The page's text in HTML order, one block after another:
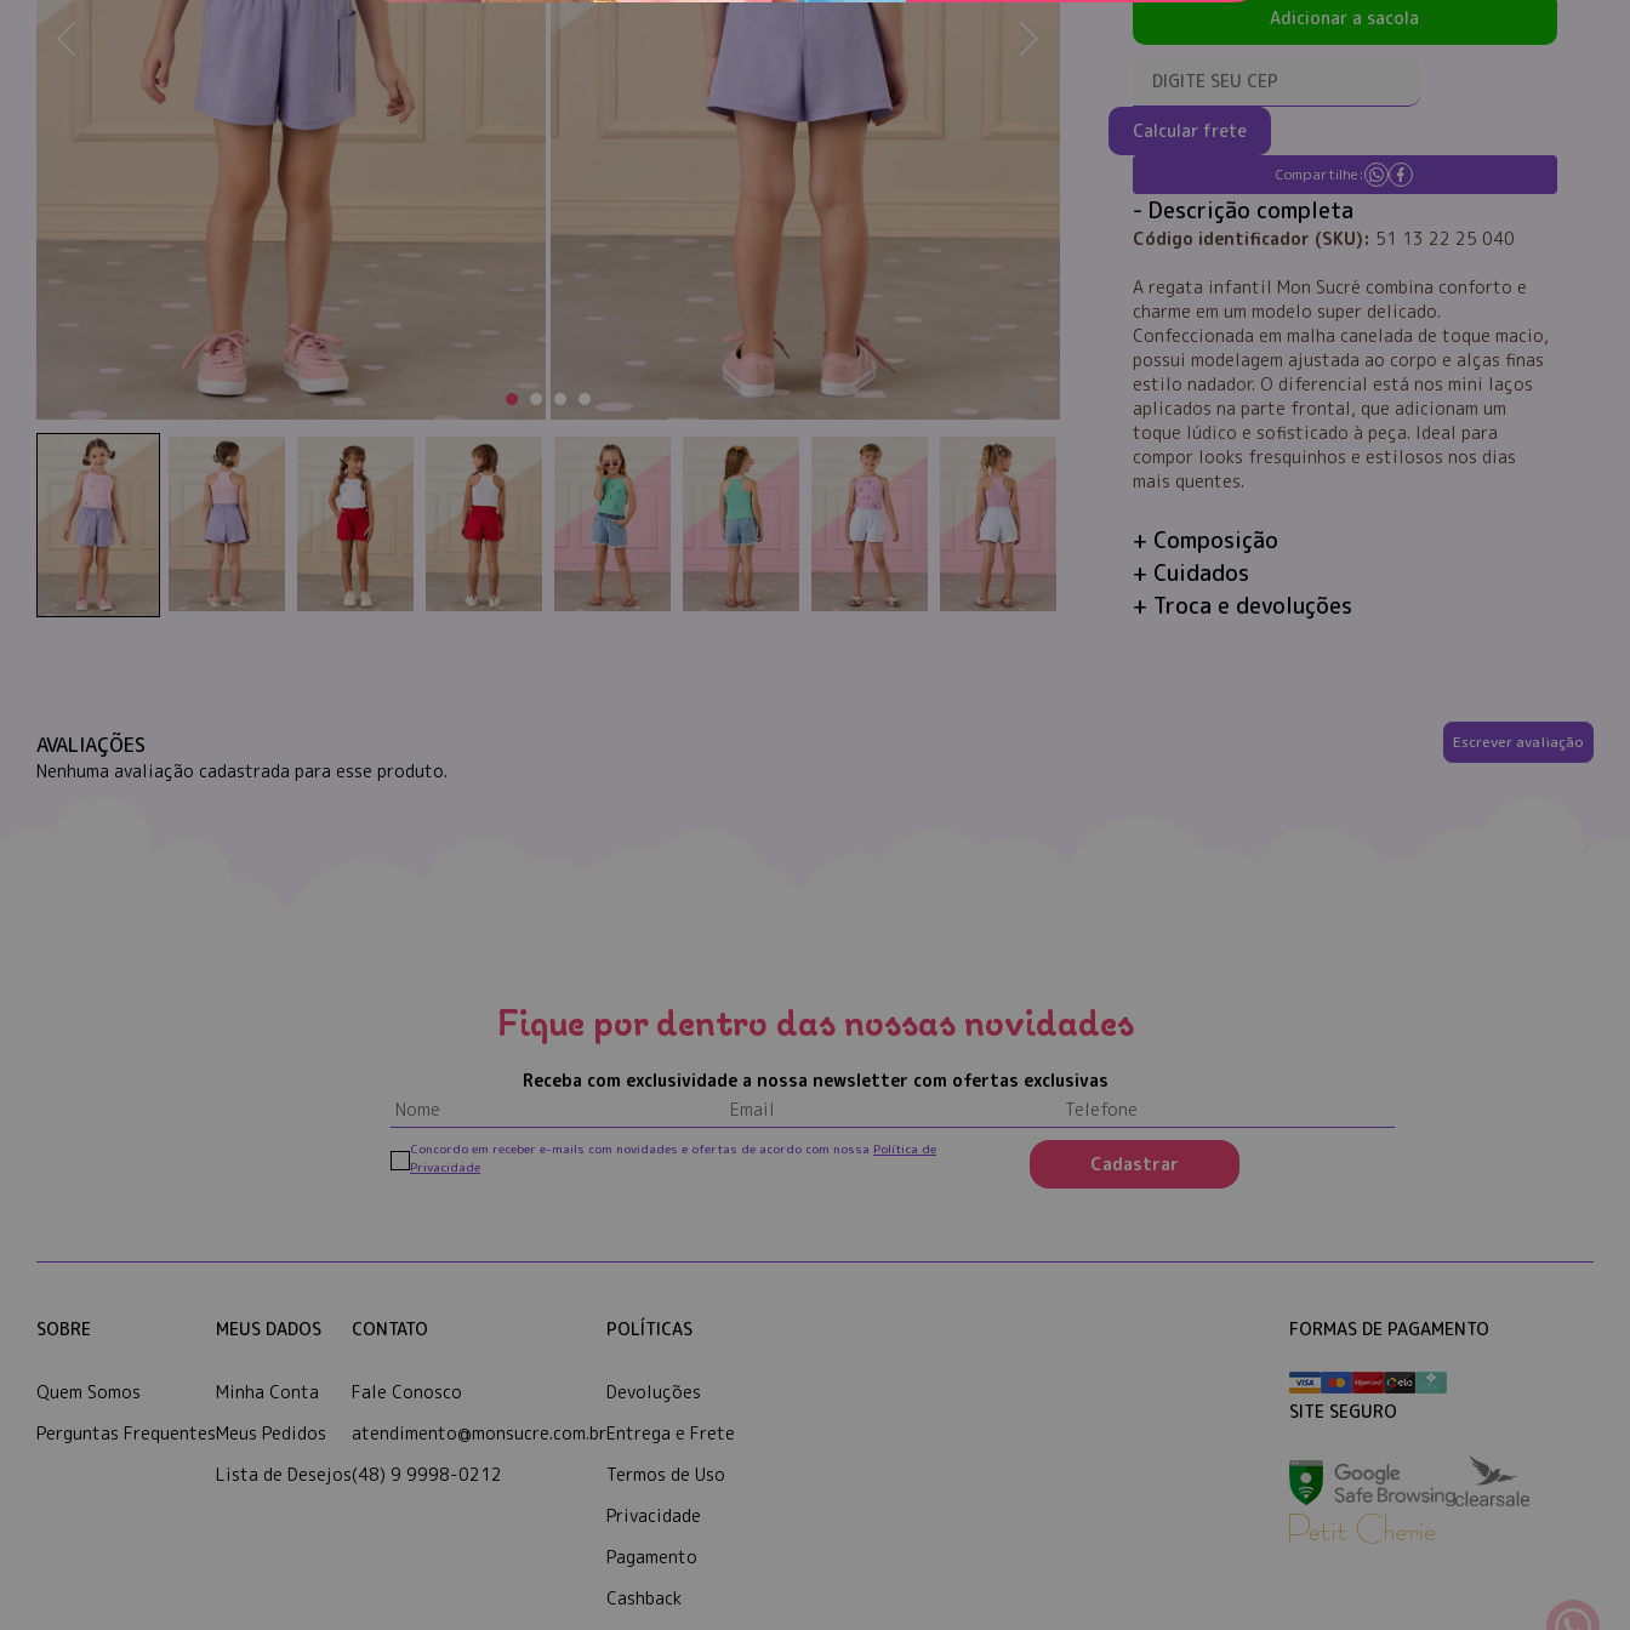
Adicionar a sacola
Calcular frete
Compartilhe:
Descrição completa
Código identificador (SKU): 51 13 22 25 040
A regata infantil Mon Sucré combina conforto e
charme em um modelo super delicado.
Confeccionada em malha canelada de toque macio,
possui modelagem ajustada ao corpo e alças finas
estilo nadador. O diferencial está nos mini laços
aplicados na parte frontal, que adicionam um
toque lúdico e sofisticado à peça. Ideal para
compor looks fresquinhos e estilosos nos dias
mais quentes.
Composição
Cuidados
Troca e devoluções
AVALIAÇÕES Escrever avaliação
Nenhuma avaliação cadastrada para esse produto.
Fique por dentro das nossas novidades
Receba com exclusividade a nossa newsletter com ofertas exclusivas
Cadastrar
Concordo em receber e-mails com novidades e ofertas de acordo com nossa Política de
Privacidade
SOBRE
Quem Somos
Perguntas Frequentes
MEUS DADOS
Minha Conta
Meus Pedidos
Lista de Desejos
CONTATO
Fale Conosco
atendimento@monsucre.com.br
(48) 9 9998-0212
POLÍTICAS
Devoluções
Entrega e Frete
Termos de Uso
Privacidade
Pagamento
Cashback
FORMAS DE PAGAMENTO
SITE SEGURO